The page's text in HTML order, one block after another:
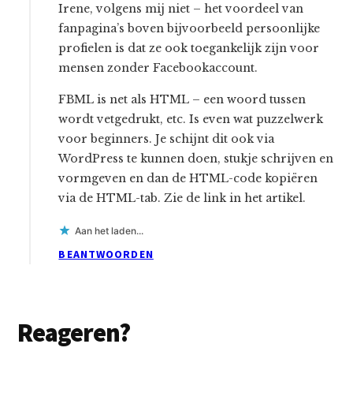
Irene, volgens mij niet – het voordeel van
fanpagina’s boven bijvoorbeeld persoonlijke
profielen is dat ze ook toegankelijk zijn voor
mensen zonder Facebookaccount.
FBML is net als HTML – een woord tussen
wordt vetgedrukt, etc. Is even wat puzzelwerk
voor beginners. Je schijnt dit ook via
WordPress te kunnen doen, stukje schrijven en
vormgeven en dan de HTML-code kopiëren
via de HTML-tab. Zie de link in het artikel.
Aan het laden...
BEANTWOORDEN
Reageren?